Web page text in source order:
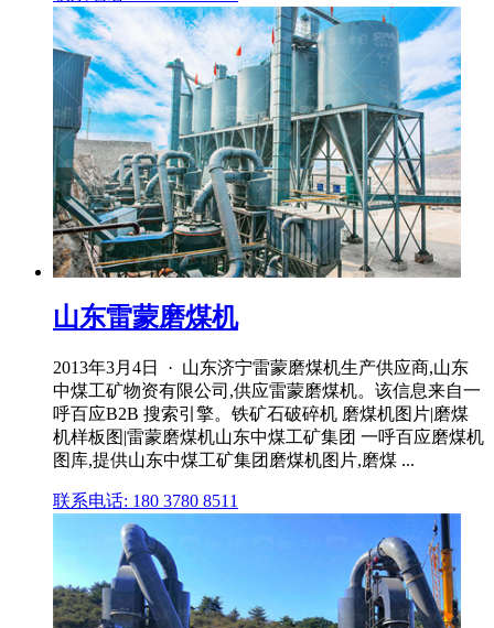
山东雷蒙磨煤机
2013年3月4日 · 山东济宁雷蒙磨煤机生产供应商,山东
中煤工矿物资有限公司,供应雷蒙磨煤机。该信息来自一
呼百应B2B 搜索引擎。铁矿石破碎机 磨煤机图片|磨煤
机样板图|雷蒙磨煤机山东中煤工矿集团 一呼百应磨煤机
图库,提供山东中煤工矿集团磨煤机图片,磨煤 ...
联系电话: 180 3780 8511